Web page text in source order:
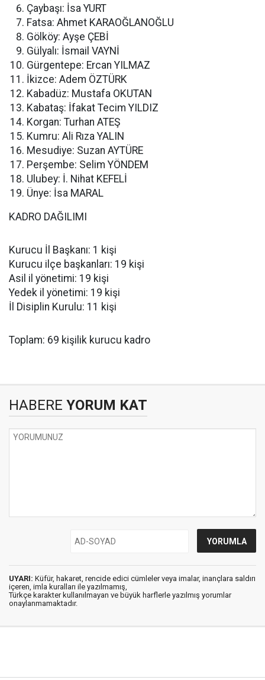
Çaybaşı: İsa YURT
Fatsa: Ahmet KARAOĞLANOĞLU
Gölköy: Ayşe ÇEBİ
Gülyalı: İsmail VAYNİ
Gürgentepe: Ercan YILMAZ
İkizce: Adem ÖZTÜRK
Kabadüz: Mustafa OKUTAN
Kabataş: İfakat Tecim YILDIZ
Korgan: Turhan ATEŞ
Kumru: Ali Rıza YALIN
Mesudiye: Suzan AYTÜRE
Perşembe: Selim YÖNDEM
Ulubey: İ. Nihat KEFELİ
Ünye: İsa MARAL
KADRO DAĞILIMI
Kurucu İl Başkanı: 1 kişi
Kurucu ilçe başkanları: 19 kişi
Asil il yönetimi: 19 kişi
Yedek il yönetimi: 19 kişi
İl Disiplin Kurulu: 11 kişi
Toplam: 69 kişilik kurucu kadro
HABERE YORUM KAT
UYARI: Küfür, hakaret, rencide edici cümleler veya imalar, inançlara saldırı
içeren, imla kuralları ile yazılmamış,
Türkçe karakter kullanılmayan ve büyük harflerle yazılmış yorumlar
onaylanmamaktadır.